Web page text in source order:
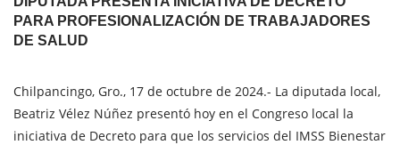
PARA PROFESIONALIZACIÓN DE TRABAJADORES
DE SALUD
Chilpancingo, Gro., 17 de octubre de 2024.- La diputada local,
Beatriz Vélez Núñez presentó hoy en el Congreso local la
iniciativa de Decreto para que los servicios del IMSS Bienestar